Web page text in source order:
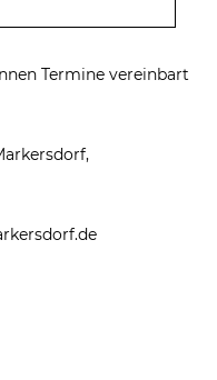
Termine vereinbart